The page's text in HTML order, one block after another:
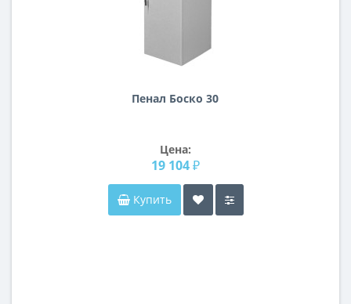
Пенал Боско 30
Цена:
19 104 ₽
Купить